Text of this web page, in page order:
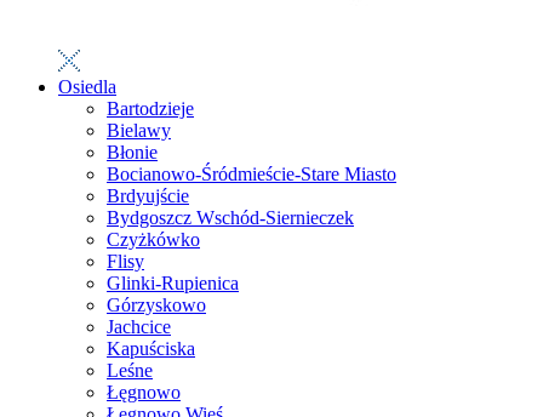
Osiedla
Bartodzieje
Bielawy
Błonie
Bocianowo-Śródmieście-Stare Miasto
Brdyujście
Bydgoszcz Wschód-Siernieczek
Czyżkówko
Flisy
Glinki-Rupienica
Górzyskowo
Jachcice
Kapuściska
Leśne
Łęgnowo